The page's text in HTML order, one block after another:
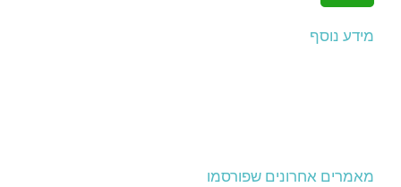
מידע נוסף
מאמרים אחרונים שפורסמו